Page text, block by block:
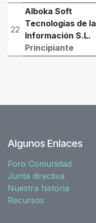
22
Alboka Soft
Tecnologías de la
Información S.L.
Principiante
Algunos Enlaces
Foro Comunidad
Junta directiva
Nuestra historia
Recursos